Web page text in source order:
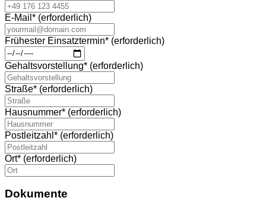
E-Mail * (erforderlich)
Frühester Einsatztermin* (erforderlich)
Gehaltsvorstellung* (erforderlich)
Straße* (erforderlich)
Hausnummer* (erforderlich)
Postleitzahl * (erforderlich)
Ort* (erforderlich)
Dokumente